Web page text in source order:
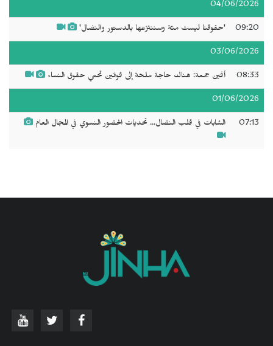
04/06/2026
09:20 'حقوقنا ليست منّة وسننتزعها بالدستور والنضال'
03/06/2026
08:33 أفين جمعة: هناك حاجة ملحة إلى قوانين تحمي حقوق النساء
01/06/2026
07:13 الشابات في قلب النضال... تحديات الحضور النسوي في المجال العام